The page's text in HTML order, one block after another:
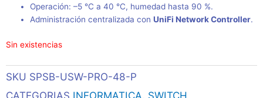
Operación: –5 °C a 40 °C, humedad hasta 90 %.
Administración centralizada conUniFi Network Controller.
Sin existencias
SKU SPSB-USW-PRO-48-P
CATEGORIAS INFORMATICA, SWITCH